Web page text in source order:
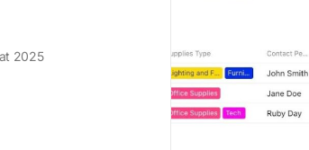
2025